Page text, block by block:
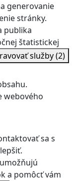
generovanie
stránky.
publika
štatistickej
služby(2)
webového
sa s
a pomôcť vám